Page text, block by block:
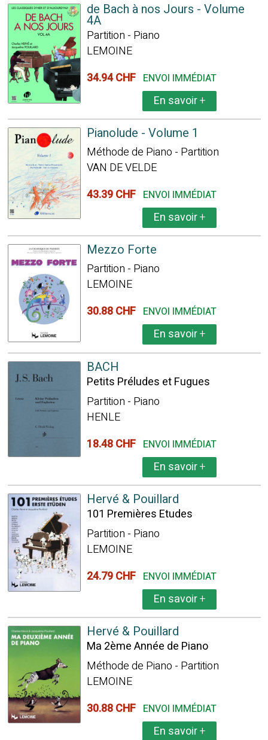
de Bach à nos Jours - Volume
4A
Partition - Piano
LEMOINE
34.94 CHF ENVOI IMMÉDIAT
En savoir+
Pianolude - Volume 1
Méthode de Piano - Partition
VAN DE VELDE
43.39 CHF ENVOI IMMÉDIAT
En savoir+
Mezzo Forte
Partition - Piano
LEMOINE
30.88 CHF ENVOI IMMÉDIAT
En savoir+
BACH
Petits Préludes et Fugues
Partition - Piano
HENLE
18.48 CHF ENVOI IMMÉDIAT
En savoir+
Hervé & Pouillard
101 Premières Etudes
Partition - Piano
LEMOINE
24.79 CHF ENVOI IMMÉDIAT
En savoir+
Hervé & Pouillard
Ma 2ème Année de Piano
Méthode de Piano - Partition
LEMOINE
30.88 CHF ENVOI IMMÉDIAT
En savoir+